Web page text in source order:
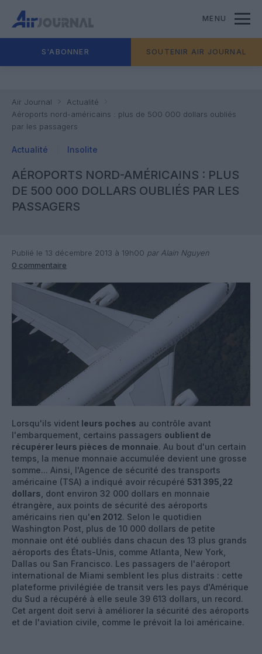
MENU
S'ABONNER SOUTENIR AIR JOURNAL
Air Journal
Actualité
Aéroports nord-américains : plus de 500 000 dollars oubliés
par les passagers
Actualité Insolite
AÉROPORTS NORD-AMÉRICAINS : PLUS
DE 500 000 DOLLARS OUBLIÉS PAR LES
PASSAGERS
Publié le 13 décembre 2013 à 19h00 par Alain Nguyen
0 commentaire
Lorsqu'ils vident leurs poches au contrôle avant
l'embarquement, certains passagers oublient de
récupérer leurs pièces de monnaie. Au bout d'un certain
temps, la menue monnaie accumulée devient une grosse
somme... Ainsi, l'Agence de sécurité des transports
américaine (TSA) a indiqué avoir récupéré 531 395,22
dollars , dont environ 32 000 dollars en monnaie
étrangère, aux points de sécurité des aéroports
américains rien qu'en 2012. Selon le quotidien
Washington Post, plus de 10 000 dollars de petite
monnaie ont été oubliés dans chacun des 13 plus grands
aéroports des États-Unis, comme Atlanta, New York,
Dallas ou San Francisco. Les passagers de l'aéroport
international de Miami semblent les plus distraits : cette
plateforme privilégiée de transit vers les pays d'Amérique
du Sud a récupéré à elle seule 39 613 dollars, un record.
Cet argent doit servi à améliorer la sécurité des aéroports
et de l'aviation civile, comme le prévoit la loi américaine.